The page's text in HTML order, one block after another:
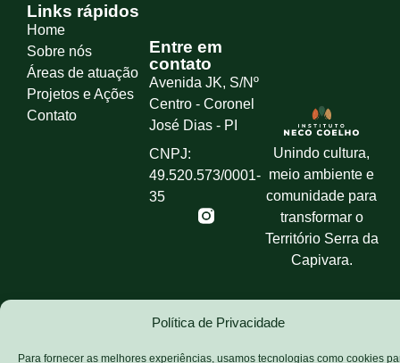
Política de Privacidade
Para fornecer as melhores experiências, usamos tecnologias como cookies
Unindo cultura,
meio ambiente e
comunidade para
transformar o
Território Serra da
Capivara.
Links rápidos
Home
Sobre nós
Áreas de atuação
Projetos e Ações
Contato
Entre em
contato
Avenida JK, S/Nº
Centro - Coronel
José Dias - PI
CNPJ:
49.520.573/0001-
35